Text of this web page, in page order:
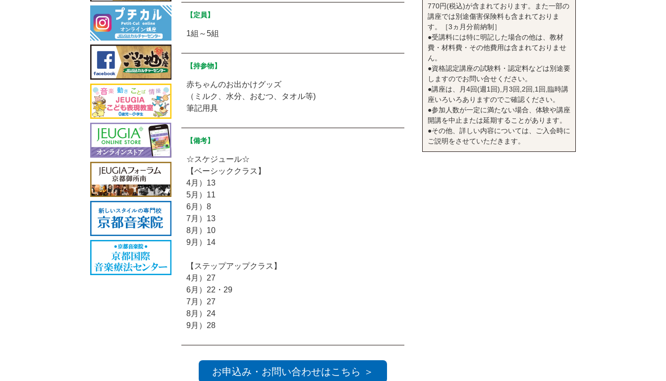
【定員】
1組～5組
【持参物】
赤ちゃんのお出かけグッズ
（ミルク、水分、おむつ、タオル等)
筆記用具
【備考】
☆スケジュール☆
【ベーシッククラス】
4月）13
5月）11
6月）8
7月）13
8月）10
9月）14
【ステップアップクラス】
4月）27
6月）22・29
7月）27
8月）24
9月）28
お申込み・お問い合わせはこちら ＞
770円(税込)が含まれております。また一部の
講座では別途傷害保険料も含まれておりま
す。［3ヵ月分前納制］
●受講料には特に明記した場合の他は、教材
費・材料費・その他費用は含まれておりませ
ん。
●資格認定講座の試験料・認定料などは別途要
しますのでお問い合せください。
●講座は、月4回(週1回),月3回,2回,1回,臨時講
座いろいろありますのでご確認ください。
●参加人数が一定に満たない場合、体験や講座
開講を中止または延期することがあります。
●その他、詳しい内容については、ご入会時に
ご説明をさせていただきます。